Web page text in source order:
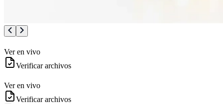
Ver en vivo
Verificar archivos
Ver en vivo
Verificar archivos